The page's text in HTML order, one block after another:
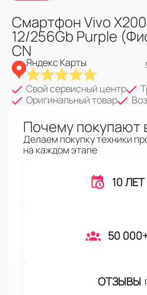
Смартфон Vivo
12/256Gb Purple
CN
Яндекс Карты
Свой сервисный центр
Оригинальный товар
Почему покупают
Делаем покупку техники
на каждом этапе
10 ЛЕТ
50
ОТЗЫВЫ